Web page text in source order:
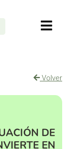
Volver